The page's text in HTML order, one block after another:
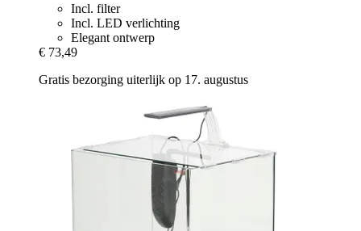
Incl. filter
Incl. LED verlichting
Elegant ontwerp
€ 73,49
Gratis bezorging uiterlijk op 17. augustus